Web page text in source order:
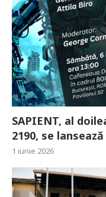
SAPIENT, al
2190, se
1 iunie 2026